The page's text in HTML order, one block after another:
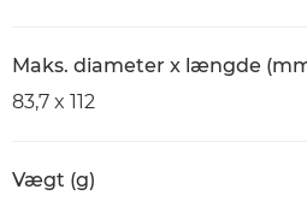
Maks. diameter x længde
83,7 x 112
Vægt (g)